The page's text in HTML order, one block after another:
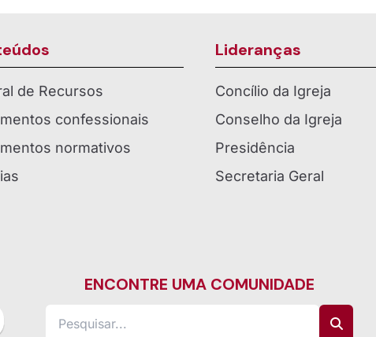
de Recursos
confessionais
normativos
Lideranças
Concílio da Igreja
Conselho da Igreja
Presidência
Secretaria Geral
ENCONTRE UMA COMUNIDADE